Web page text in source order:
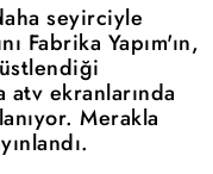
seyirciyle
Fabrika Yapım'ın,
ekranlarında
Merakla